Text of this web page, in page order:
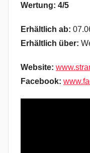
Wertung: 4/5
Erhältlich ab:
Erhältlich über:
Website:
Facebook: